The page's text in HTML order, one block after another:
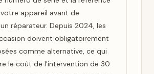
appareil avant de
réparateur. Depuis 2024, les
doivent obligatoirement
comme alternative, ce qui
le coût de l'intervention de 30